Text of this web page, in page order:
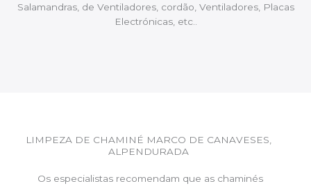
Salamandras, de Ventiladores, cordão, Ventiladores, Placas
Electrónicas, etc..
LIMPEZA DE CHAMINÉ MARCO DE CANAVESES,
ALPENDURADA
Os especialistas recomendam que as chaminés